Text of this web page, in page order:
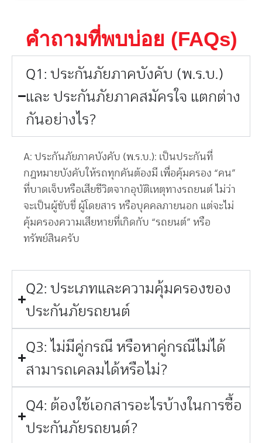
คำถามที่พบบ่อย (FAQs)
Q1: ประกันภัยภาคบังคับ (พ.ร.บ.)
และ ประกันภัยภาคสมัครใจ แตกต่าง
กันอย่างไร?
A: ประกันภัยภาคบังคับ (พ.ร.บ.): เป็นประกันที่
กฎหมายบังคับให้รถทุกคันต้องมี เพื่อคุ้มครอง “คน”
ที่บาดเจ็บหรือเสียชีวิตจากอุบัติเหตุทางรถยนต์ ไม่ว่า
จะเป็นผู้ขับขี่ ผู้โดยสาร หรือบุคคลภายนอก แต่จะไม่
คุ้มครองความเสียหายที่เกิดกับ “รถยนต์” หรือ
ทรัพย์สินครับ
Q2: ประเภทและความคุ้มครองของ
ประกันภัยรถยนต์
Q3: ไม่มีคู่กรณี หรือหาคู่กรณีไม่ได้
สามารถเคลมได้หรือไม่?
Q4: ต้องใช้เอกสารอะไรบ้างในการซื้อ
ประกันภัยรถยนต์?